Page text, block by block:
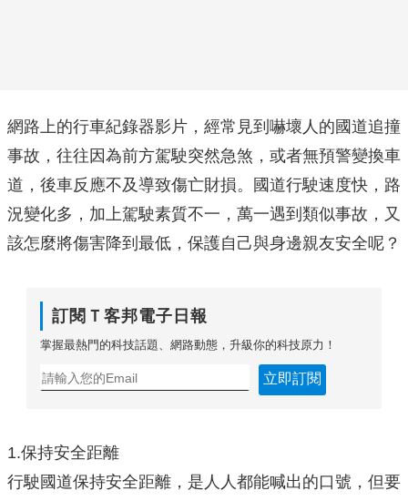
網路上的行車紀錄器影片，經常見到嚇壞人的國道追撞
事故，往往因為前方駕駛突然急煞，或者無預警變換車
道，後車反應不及導致傷亡財損。國道行駛速度快，路
況變化多，加上駕駛素質不一，萬一遇到類似事故，又
該怎麼將傷害降到最低，保護自己與身邊親友安全呢？
訂閱Ｔ客邦電子日報
掌握最熱門的科技話題、網路動態，升級你的科技原力！
立即訂閱
1.保持安全距離
行駛國道保持安全距離，是人人都能喊出的口號，但要